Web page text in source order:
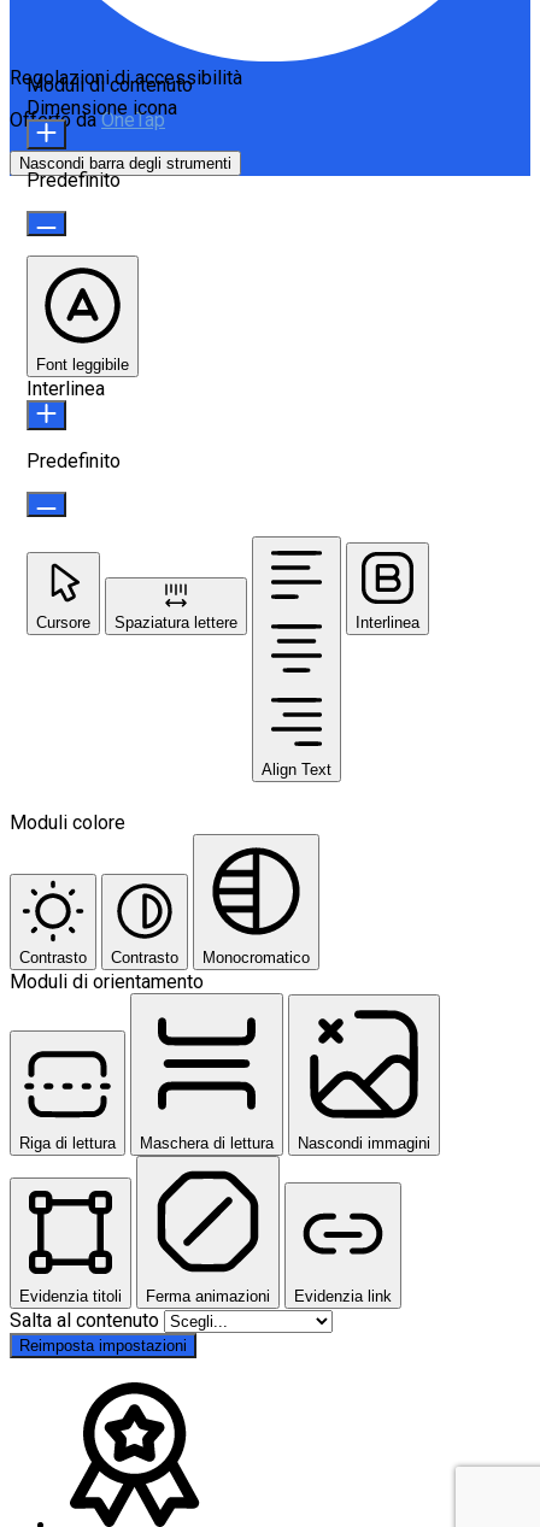
Regolazioni di accessibilità
Offerto daOneTap
Nascondi barra degli strumenti
Moduli di contenuto
Dimensione icona
Predefinito
Font leggibile
Interlinea
Predefinito
Cursore Spaziatura lettere
Align Text
Interlinea
Moduli colore
Contrasto Contrasto Monocromatico
Moduli di orientamento
Riga di lettura Maschera di lettura Nascondi immagini
Evidenzia titoli Ferma animazioni Evidenzia link
Salta al contenuto
Reimposta impostazioni